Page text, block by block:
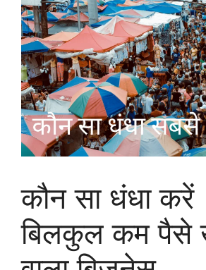
कौन सा धंधा
बिलकुल कम पैसे